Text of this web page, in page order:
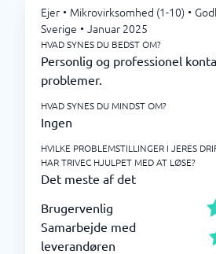
Ejer • Mikrovirksomhed (1-10) •
Sverige • Januar 2025
HVAD SYNES DU BEDST OM?
Personlig og professionel
problemer.
HVAD SYNES DU MINDST OM?
Ingen
HVILKE PROBLEMSTILLINGER I JERES
HAR TRIVEC HJULPET MED AT LØSE?
Det meste af det
Brugervenlig
Samarbejde med
leverandøren